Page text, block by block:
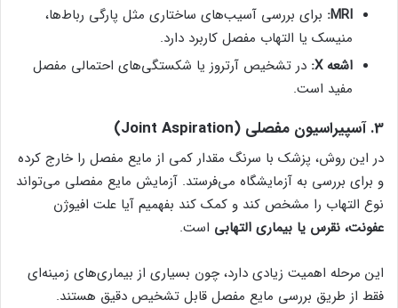
MRI: برای بررسی آسیب‌های ساختاری مثل پارگی رباط‌ها،
منیسک یا التهاب مفصل کاربرد دارد.
اشعه X:
در تشخیص آرتروز یا شکستگی‌های احتمالی مفصل
مفید است.
3. آسپیراسیون مفصلی (Joint Aspiration)
در این روش، پزشک با سرنگ مقدار کمی از مایع مفصل را خارج کرده
و برای بررسی به آزمایشگاه می‌فرستد. آزمایش مایع مفصلی می‌تواند
نوع التهاب را مشخص کند و کمک کند بفهمیم آیا علت افیوژن
عفونت، نقرس یا بیماری التهابی است.
این مرحله اهمیت زیادی دارد، چون بسیاری از بیماری‌های زمینه‌ای
فقط از طریق بررسی مایع مفصل قابل تشخیص دقیق هستند.